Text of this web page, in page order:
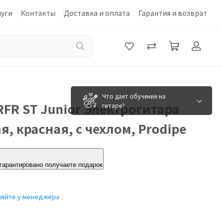
Контакты Доставка и оплата Гарантия и возврат
Что дает обучение на
гитаре?
ST Junior Электрогитара
красная, с чехлом, Prodipe
получаете подарок
у менеджера